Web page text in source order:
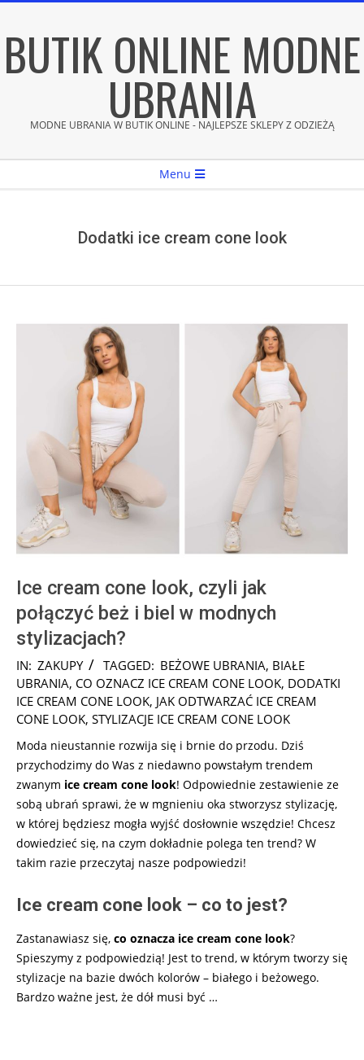
content
BUTIK ONLINE MODNE
UBRANIA
MODNE UBRANIA W BUTIK ONLINE - NAJLEPSZE SKLEPY Z ODZIEŻĄ
Menu
Dodatki ice cream cone look
Ice cream cone look, czyli jak
połączyć beż i biel w modnych
stylizacjach?
2025-
08-
12
IN: ZAKUPY TAGGED: BEŻOWE UBRANIA, BIAŁE
UBRANIA, CO OZNACZ ICE CREAM CONE LOOK, DODATKI
ICE CREAM CONE LOOK, JAK ODTWARZAĆ ICE CREAM
CONE LOOK, STYLIZACJE ICE CREAM CONE LOOK
Moda nieustannie rozwija się i brnie do przodu. Dziś
przychodzimy do Was z niedawno powstałym trendem
zwanym ice cream cone look! Odpowiednie zestawienie ze
sobą ubrań sprawi, że w mgnieniu oka stworzysz stylizację,
w której będziesz mogła wyjść dosłownie wszędzie! Chcesz
dowiedzieć się, na czym dokładnie polega ten trend? W
takim razie przeczytaj nasze podpowiedzi!
Ice cream cone look – co to jest?
Zastanawiasz się, co oznacza ice cream cone look?
Spieszymy z podpowiedzią! Jest to trend, w którym tworzy się
stylizacje na bazie dwóch kolorów – białego i beżowego.
Bardzo ważne jest, że dół musi być …